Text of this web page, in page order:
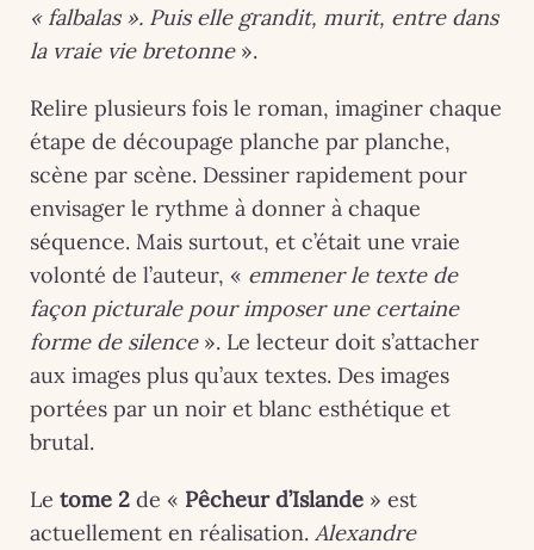
« falbalas ». Puis elle grandit, murit, entre dans
la vraie vie bretonne ».
Relire plusieurs fois le roman, imaginer chaque
étape de découpage planche par planche,
scène par scène. Dessiner rapidement pour
envisager le rythme à donner à chaque
séquence. Mais surtout, et c’était une vraie
volonté de l’auteur, « emmener le texte de
façon picturale pour imposer une certaine
forme de silence». Le lecteur doit s’attacher
aux images plus qu’aux textes. Des images
portées par un noir et blanc esthétique et
brutal.
Le tome 2 de « Pêcheur d’Islande » est
actuellement en réalisation. Alexandre